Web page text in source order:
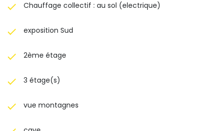
Chauffage collectif : au sol (electrique)
exposition Sud
2ème étage
3 étage(s)
vue montagnes